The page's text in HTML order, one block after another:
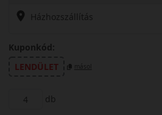
Házhozszállítás
Kuponkód:
LENDÜLET
másol
db